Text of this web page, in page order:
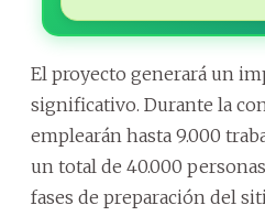
El proyecto generará un
significativo. Durante la
emplearán hasta 9.000
un total de 40.000
fases de preparación del